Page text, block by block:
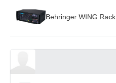
Behringer WING Rack